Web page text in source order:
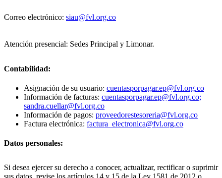
Correo electrónico: siau@fvl.org.co
Atención presencial: Sedes Principal y Limonar.
Contabilidad:
Asignación de su usuario: cuentasporpagar.ep@fvl.org.co
Información de facturas: cuentasporpagar.ep@fvl.org.co;
sandra.cuellar@fvl.org.co
Información de pagos: proveedorestesoreria@fvl.org.co
Factura electrónica: factura_electronica@fvl.org.co
Datos personales:
Si desea ejercer su derecho a conocer, actualizar, rectificar o suprimir